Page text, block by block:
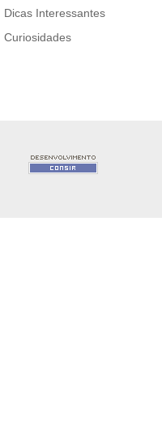
Dicas Interessantes
Curiosidades